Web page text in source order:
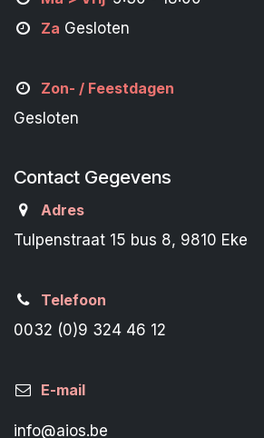
Za Gesloten
Zon- / Feestdagen
Gesloten
Contact Gegevens
Adres
Tulpenstraat 15 bus 8, 9810 Eke
Telefoon
0032 (0)9 324 46 12
E-mail
info@aios.be